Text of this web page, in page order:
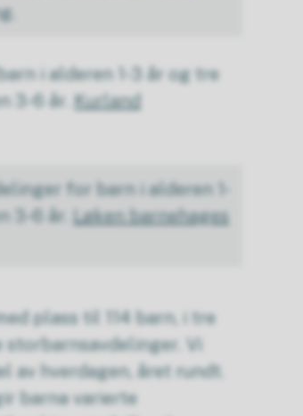
i alderen 1-3 år og tre
3-6 år. Kurland
for barn i alderen 1-
3-6 år. Løken barnehages
plass til 114 barn, i tre
Vi
av hverdagen, året rundt.
barna varierte